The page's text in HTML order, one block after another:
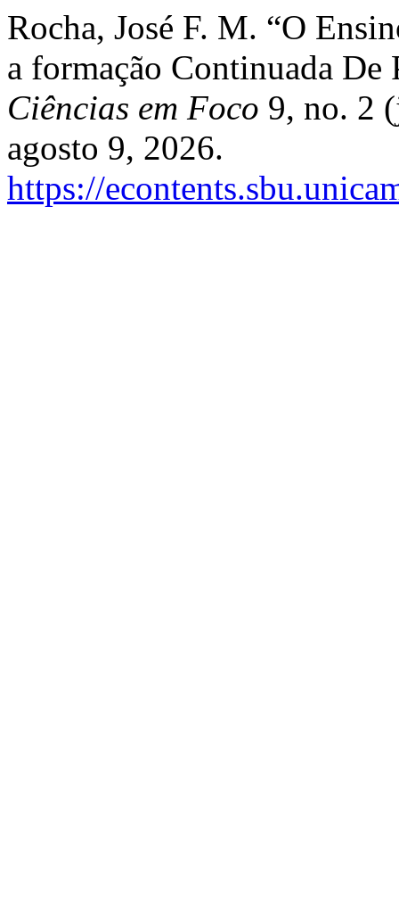
Rocha, José F. M. “O
a formação Continuada De
Ciências em Foco 9, no. 2
agosto 9, 2026.
https://